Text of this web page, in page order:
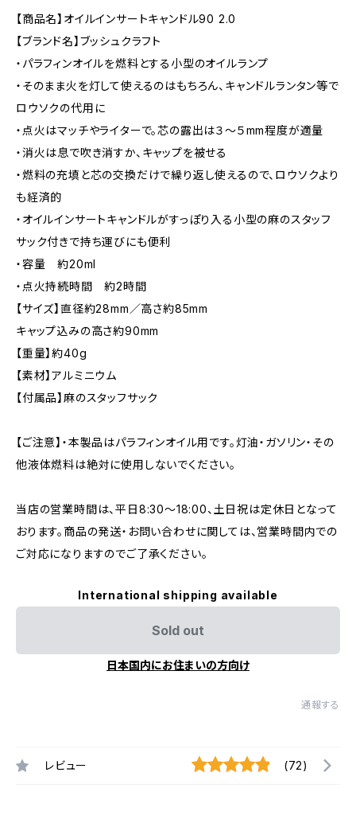
【商品名】オイルインサートキャンドル90 2.0
【ブランド名】ブッシュクラフト
・パラフィンオイルを燃料とする小型のオイルランプ
・そのまま火を灯して使えるのはもちろん、キャンドルランタン等で
ロウソクの代用に
・点火はマッチやライターで。芯の露出は３～５mm程度が適量
・消火は息で吹き消すか、キャップを被せる
・燃料の充填と芯の交換だけで繰り返し使えるので、ロウソクより
も経済的
・オイルインサートキャンドルがすっぽり入る小型の麻のスタッフ
サック付きで持ち運びにも便利
・容量 約20ml
・点火持続時間 約2時間
【サイズ】直径約28mm／高さ約85mm
キャップ込みの高さ約90mm
【重量】約40g
【素材】アルミニウム
【付属品】麻のスタッフサック
【ご注意】・本製品はパラフィンオイル用です。灯油・ガソリン・その
他液体燃料は絶対に使用しないでください。
当店の営業時間は、平日8:30～18:00、土日祝は定休日となって
おります。商品の発送・お問い合わせに関しては、営業時間内での
ご対応になりますのでご了承ください。
International shipping available
Sold out
日本国内にお住まいの方向け
通報する
レビュー (72)